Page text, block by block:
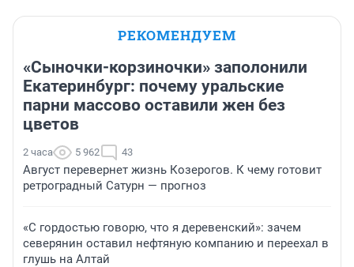
РЕКОМЕНДУЕМ
«Сыночки-корзиночки» заполонили
Екатеринбург: почему уральские
парни массово оставили жен без
цветов
2 часа 5 962 43
Август перевернет жизнь Козерогов. К чему готовит
ретроградный Сатурн — прогноз
«С гордостью говорю, что я деревенский»: зачем
северянин оставил нефтяную компанию и переехал в
глушь на Алтай